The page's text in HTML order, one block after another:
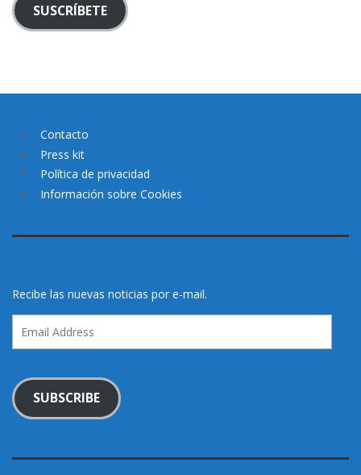
SUSCRÍBETE
Contacto
Press kit
Política de privacidad
Información sobre Cookies
Recibe las nuevas noticias por e-mail.
Address
SUBSCRIBE